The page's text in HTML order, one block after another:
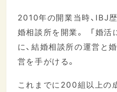
2010年の開業当時、IBJ
婚相談所を開業。 「婚活
に、結婚相談所の運営と
営を手がける。
これまでに200組以上の